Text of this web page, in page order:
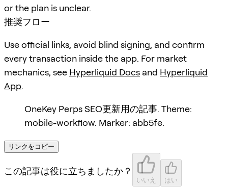
or the plan is unclear.
推奨フロー
Use official links, avoid blind signing, and confirm
every transaction inside the app. For market
mechanics, see Hyperliquid Docs and Hyperliquid
App.
OneKey Perps SEO更新用の記事. Theme:
mobile-workflow. Marker: abb5fe.
リンクをコピー
この記事は役に立ちましたか？
いいえ はい